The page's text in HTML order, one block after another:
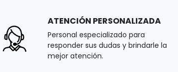
ATENCIÓN PERSONALIZADA
Personal especializado para
responder sus dudas y brindarle la
mejor atención.